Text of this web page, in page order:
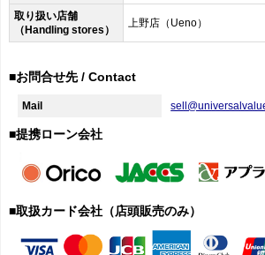
取り扱い店舗
（Handling stores）
上野店（Ueno）
■お問合せ先 / Contact
Mail
■提携ローン会社
■取扱カード会社（店頭販売のみ）